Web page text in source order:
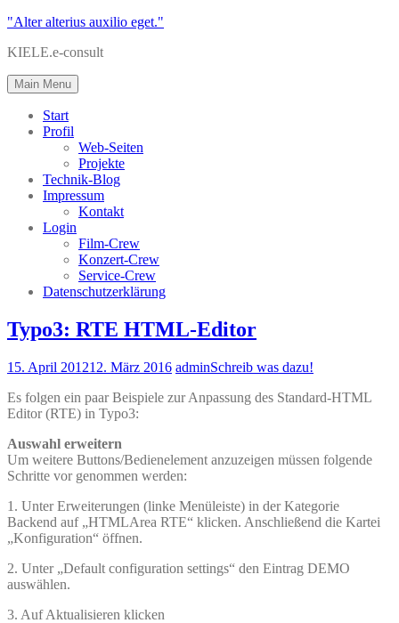
"Alter alterius auxilio eget."
KIELE.e-consult
Main Menu
Start
Profil
Web-Seiten
Projekte
Technik-Blog
Impressum
Kontakt
Login
Film-Crew
Konzert-Crew
Service-Crew
Datenschutzerklärung
Typo3: RTE HTML-Editor
15. April 201212. März 2016 adminSchreib was dazu!
Es folgen ein paar Beispiele zur Anpassung des Standard-HTML
Editor (RTE) in Typo3:
Auswahl erweitern
Um weitere Buttons/Bedienelement anzuzeigen müssen folgende
Schritte vor genommen werden:
1. Unter Erweiterungen (linke Menüleiste) in der Kategorie
Backend auf „HTMLArea RTE“ klicken. Anschließend die Kartei
„Konfiguration“ öffnen.
2. Unter „Default configuration settings“ den Eintrag DEMO
auswählen.
3. Auf Aktualisieren klicken